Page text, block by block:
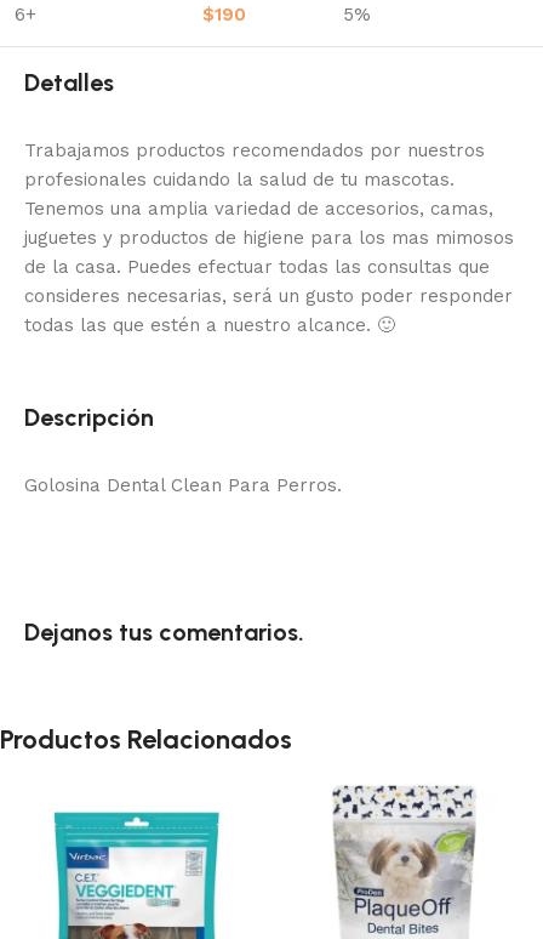
6+ $190 5%
Detalles
Trabajamos productos recomendados por nuestros
profesionales cuidando la salud de tu mascotas.
Tenemos una amplia variedad de accesorios, camas,
juguetes y productos de higiene para los mas mimosos
de la casa. Puedes efectuar todas las consultas que
consideres necesarias, será un gusto poder responder
todas las que estén a nuestro alcance. 🙂
Descripción
Golosina Dental Clean Para Perros.
Dejanos tus comentarios.
Productos Relacionados